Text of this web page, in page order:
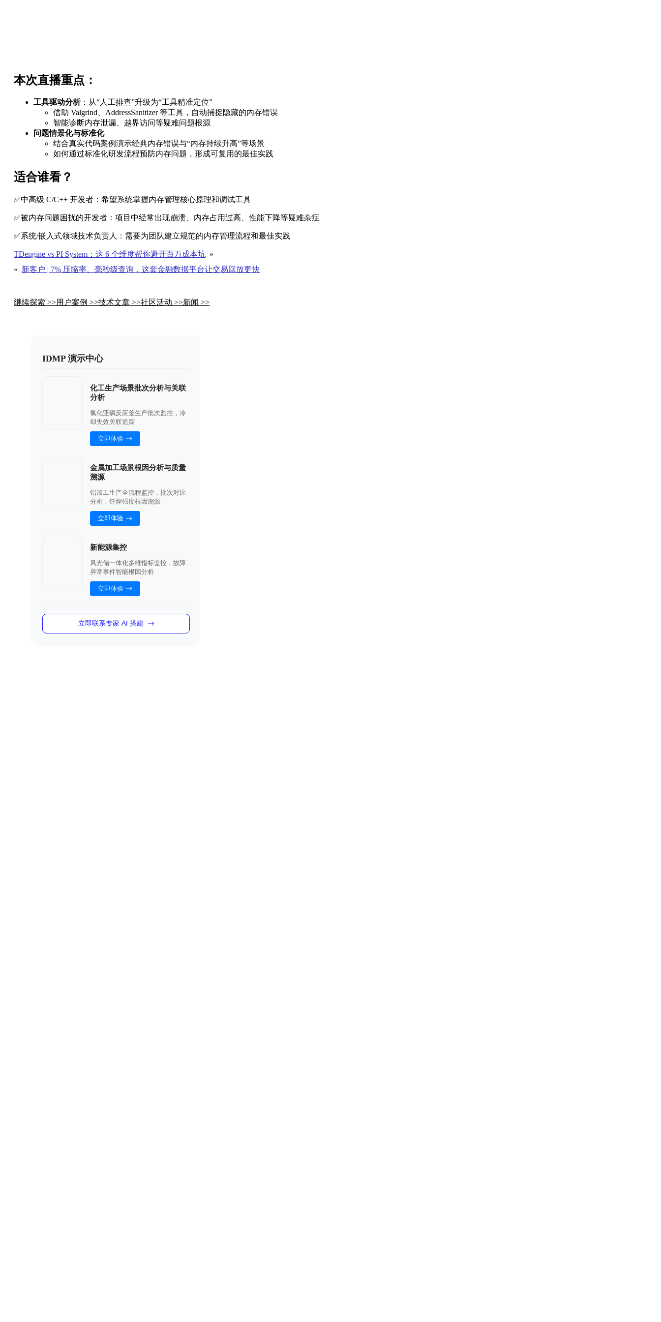
本次直播重点：
工具驱动分析：从“人工排查”升级为“工具精准定位”
借助 Valgrind、AddressSanitizer 等工具，自动捕捉隐藏的内存错误
智能诊断内存泄漏、越界访问等疑难问题根源
问题情景化与标准化
结合真实代码案例演示经典内存错误与“内存持续升高”等场景
如何通过标准化研发流程预防内存问题，形成可复用的最佳实践
适合谁看？
✅中高级 C/C++ 开发者：希望系统掌握内存管理核心原理和调试工具
✅被内存问题困扰的开发者：项目中经常出现崩溃、内存占用过高、性能下降等疑难杂症
✅系统/嵌入式领域技术负责人：需要为团队建立规范的内存管理流程和最佳实践
TDengine vs PI System：这 6 个维度帮你避开百万成本坑 »
« 新客户 | 7% 压缩率、毫秒级查询，这套金融数据平台让交易回放更快
继续探索 >>用户案例 >>技术文章 >>社区活动 >>新闻 >>
IDMP 演示中心
化工生产场景批次分析与关联
分析
氯化亚砜反应釜生产批次监控，冷
却失效关联追踪
立即体验
金属加工场景根因分析与质量
溯源
铝加工生产全流程监控，批次对比
分析，钎焊强度根因溯源
立即体验
新能源集控
风光储一体化多维指标监控，故障
异常事件智能根因分析
立即体验
立即联系专家 AI 搭建